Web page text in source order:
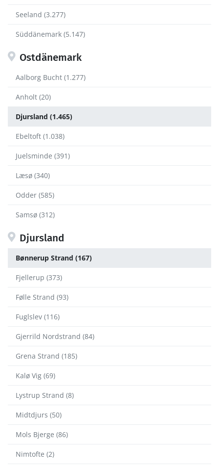
Seeland (3.277)
Süddänemark (5.147)
Ostdänemark
Aalborg Bucht (1.277)
Anholt (20)
Djursland (1.465)
Ebeltoft (1.038)
Juelsminde (391)
Læsø (340)
Odder (585)
Samsø (312)
Djursland
Bønnerup Strand (167)
Fjellerup (373)
Følle Strand (93)
Fuglslev (116)
Gjerrild Nordstrand (84)
Grena Strand (185)
Kalø Vig (69)
Lystrup Strand (8)
Midtdjurs (50)
Mols Bjerge (86)
Nimtofte (2)